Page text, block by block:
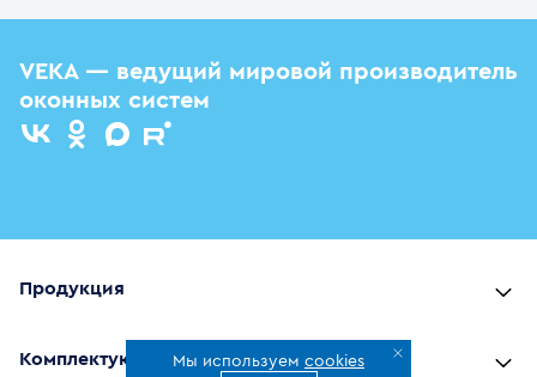
Мы используем cookies
VEKA — ведущий мировой производитель
оконных систем
Продукция
Комплектующие